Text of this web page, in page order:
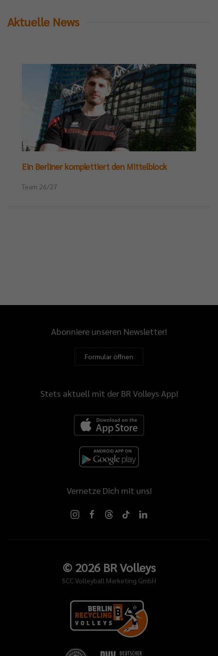
Aktuelle News
Ein Berliner komplettiert den Mittelblock
Team 26/27
Abonniere unseren Newsletter!
Formular öffnen
Stets aktuell mit der BR Volleys App!
Vernetze Dich mit uns!
© 2026BR Volleys
SCC Volleyball Marketing GmbH